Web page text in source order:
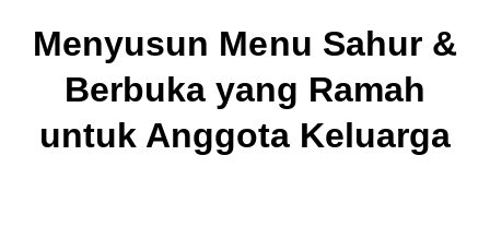
Menyusun Menu Sahur &
Berbuka yang Ramah
untuk Anggota Keluarga